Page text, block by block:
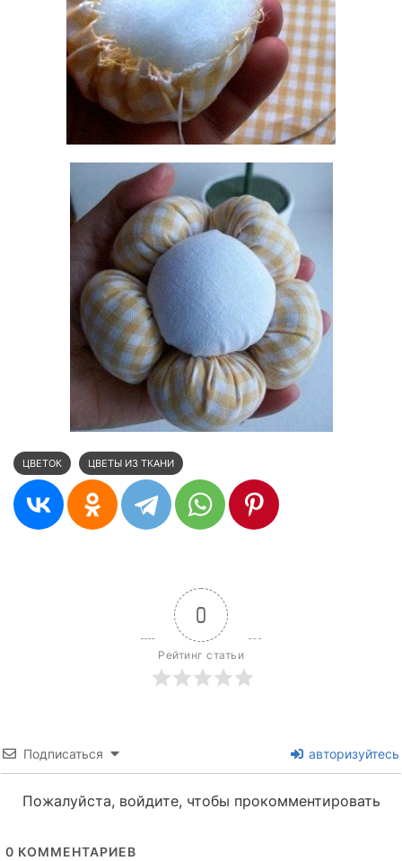
ЦВЕТОК ЦВЕТЫ ИЗ ТКАНИ
0
Рейтинг статьи
Подписаться авторизуйтесь
Пожалуйста, войдите, чтобы прокомментировать
0 КОММЕНТАРИЕВ